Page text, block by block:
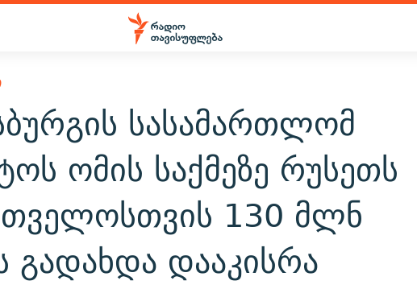
სასამართლომ
ომის საქმეზე რუსეთს
130 მლნ
გადახდა დააკისრა